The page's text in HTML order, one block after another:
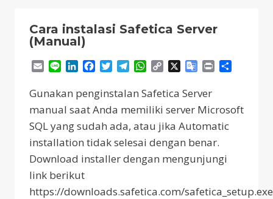
ENDPOINT
Cara instalasi Safetica Server
(Manual)
EmailLine LinkedInFacebook
TwitterTelegram
WhatsApp
Copy
Google
Print
Gunakan penginstalan Safetica Server
manual saat Anda memiliki server Microsoft
SQL yang sudah ada, atau jika Automatic
installation tidak selesai dengan benar.
Download installer dengan mengunjungi
link berikut
https://downloads.safetica.com/safetica_setup.exe